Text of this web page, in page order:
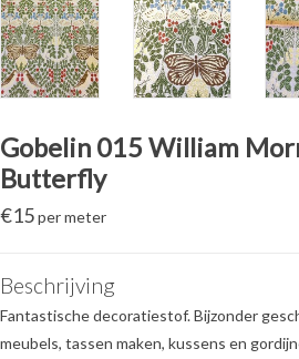
Gobelin 015 William
Butterfly
€15per meter
Beschrijving
Fantastische decoratiestof. Bijzonder
meubels, tassen maken, kussens en